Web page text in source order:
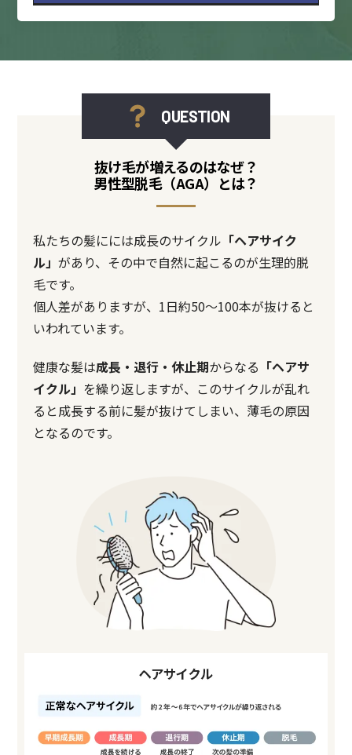
QUESTION
抜け毛が増えるのはなぜ？
男性型脱毛（AGA）とは？
私たちの髪にには成長のサイクル 「ヘアサイク
ル」があり、その中で自然に起こるのが生理的脱
毛です。
個人差がありますが、1日約50～100本が抜けると
いわれています。
健康な髪は成長・退行・休止期からなる 「ヘアサ
イクル」 を繰り返しますが、このサイクルが乱れ
ると成長する前に髪が抜けてしまい、薄毛の原因
となるのです。